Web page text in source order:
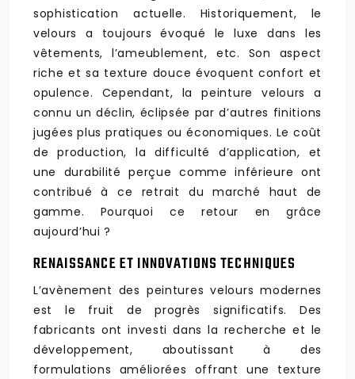
sophistication actuelle. Historiquement, le
velours a toujours évoqué le luxe dans les
vêtements, l’ameublement, etc. Son aspect
riche et sa texture douce évoquent confort et
opulence. Cependant, la peinture velours a
connu un déclin, éclipsée par d’autres finitions
jugées plus pratiques ou économiques. Le coût
de production, la difficulté d’application, et
une durabilité perçue comme inférieure ont
contribué à ce retrait du marché haut de
gamme. Pourquoi ce retour en grâce
aujourd’hui ?
RENAISSANCE ET INNOVATIONS TECHNIQUES
L’avènement des peintures velours modernes
est le fruit de progrès significatifs. Des
fabricants ont investi dans la recherche et le
développement, aboutissant à des
formulations améliorées offrant une texture